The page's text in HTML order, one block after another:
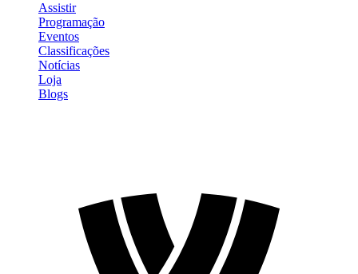
Assistir
Programação
Eventos
Classificações
Notícias
Loja
Blogs